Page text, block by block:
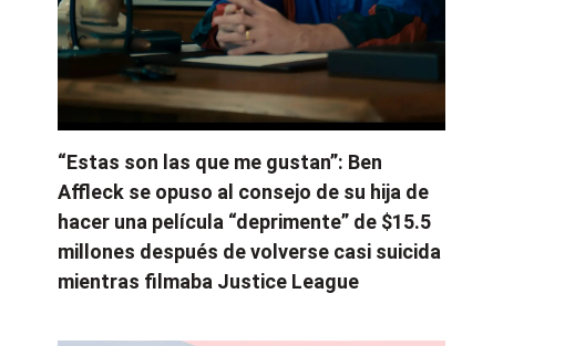
“Estas son las que me gustan”: Ben
Affleck se opuso al consejo de su hija de
hacer una película “deprimente” de $15.5
millones después de volverse casi suicida
mientras filmaba Justice League